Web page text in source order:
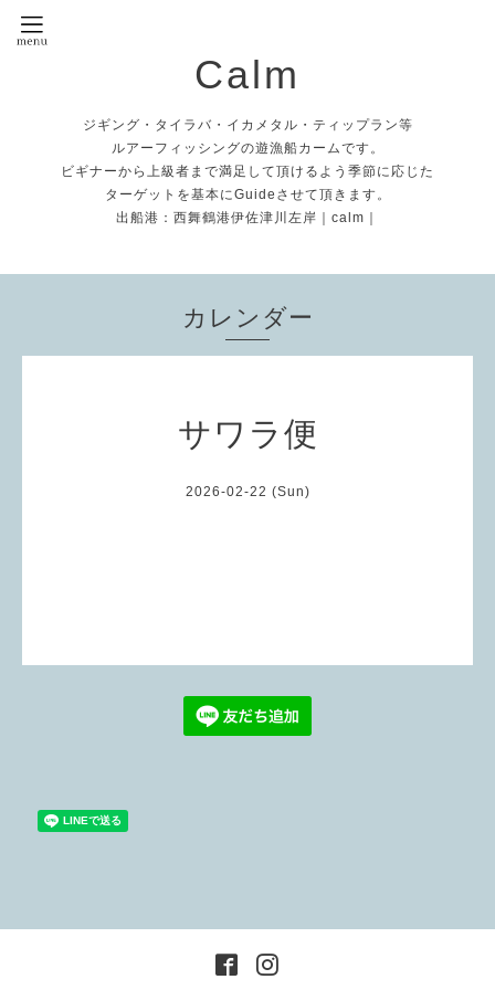
Calm
ジギング・タイラバ・イカメタル・ティップラン等
ルアーフィッシングの遊漁船カームです。
ビギナーから上級者まで満足して頂けるよう季節に応じた
ターゲットを基本にGuideさせて頂きます。
出船港：西舞鶴港伊佐津川左岸｜calm｜
カレンダー
サワラ便
2026-02-22 (Sun)